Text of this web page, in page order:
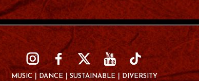
MUSIC DANCE SUSTAINABLE DIVERSITY